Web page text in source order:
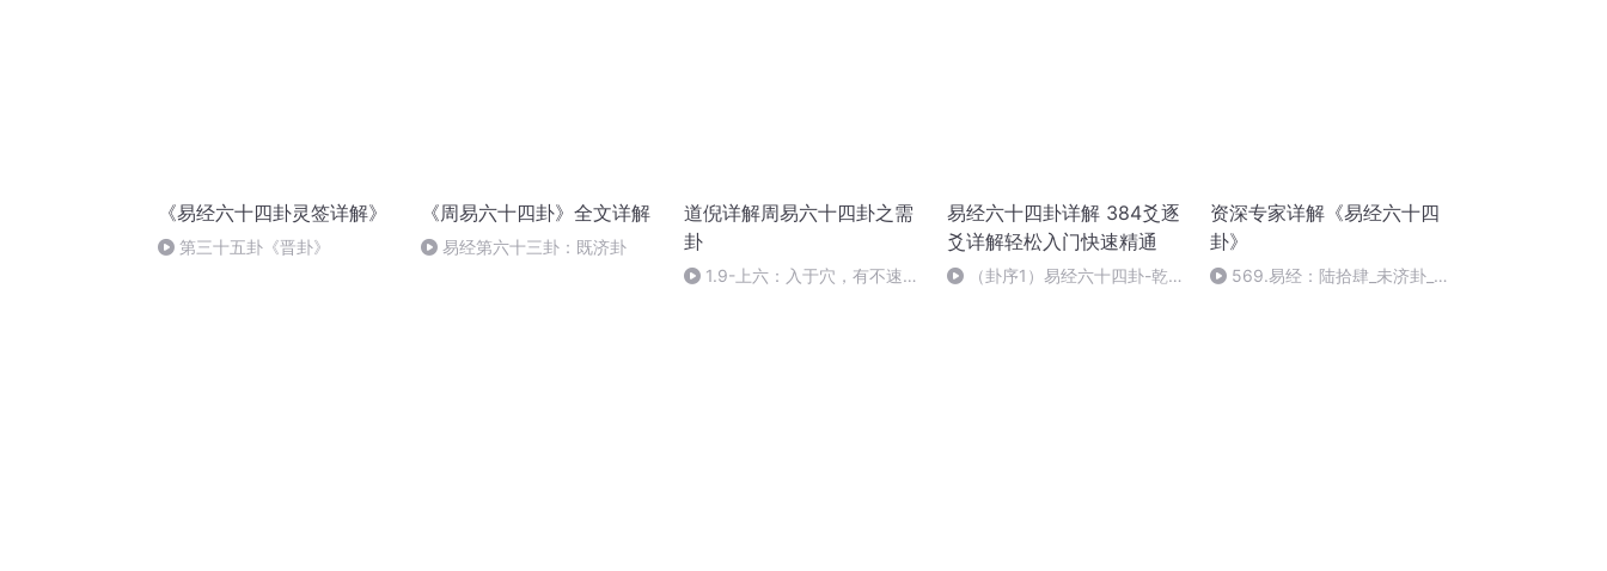
《易经六十四卦灵签详解》
第三十五卦《晋卦》
《周易六十四卦》全文详解
易经第六十三卦：既济卦
道倪详解周易六十四卦之需
卦
1.9-上六：入于穴，有不速之
易经六十四卦详解 384爻逐
爻详解轻松入门快速精通
（卦序1）易经六十四卦-乾卦
资深专家详解《易经六十四
卦》
569.易经：陆拾肆_未济卦_